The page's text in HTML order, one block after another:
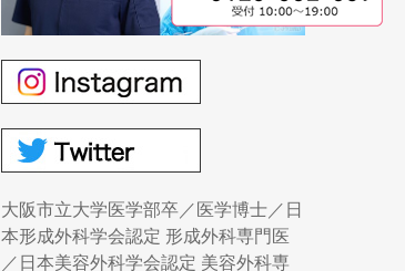
大阪市立大学医学部卒／医学博士／日
本形成外科学会認定 形成外科専門医
／日本美容外科学会認定 美容外科専